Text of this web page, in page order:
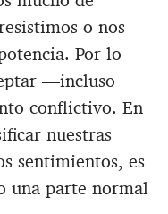
o nos
Por lo
—incluso
conflictivo. En
nuestras
sentimientos, es
una parte normal